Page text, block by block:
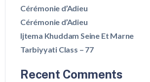
Cérémonie d’Adieu
Cérémonie d’Adieu
Ijtema Khuddam Seine Et Marne
Tarbiyyati Class – 77
Recent Comments